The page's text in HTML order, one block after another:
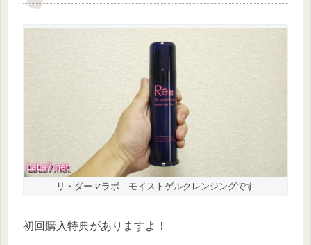
リ・ダーマラボ モイストゲルクレンジングです
初回購入特典がありますよ！